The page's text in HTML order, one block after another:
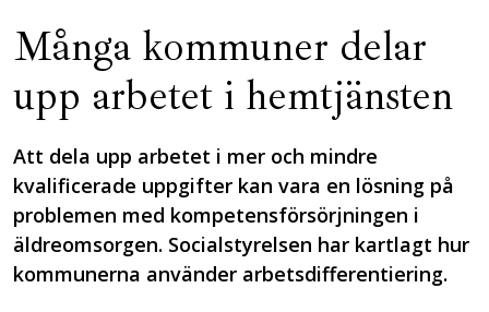
Många kommuner delar
upp arbetet i hemtjänsten
Att dela upp arbetet i mer och mindre
kvalificerade uppgifter kan vara en lösning på
problemen med kompetensförsörjningen i
äldreomsorgen. Socialstyrelsen har kartlagt hur
kommunerna använder arbetsdifferentiering.